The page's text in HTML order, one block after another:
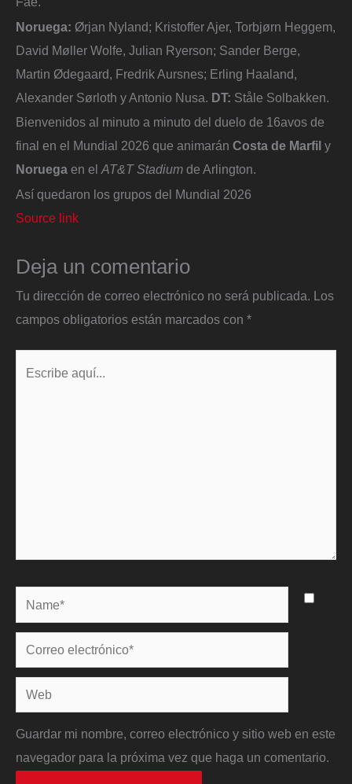
Noruega: Ørjan Nyland; Kristoffer Ajer, Torbjørn Heggem,
David Møller Wolfe, Julian Ryerson; Sander Berge,
Martin Ødegaard, Fredrik Aursnes; Erling Haaland,
Alexander Sørloth y Antonio Nusa. DT: Ståle Solbakken.
Bienvenidos al minuto a minuto del duelo de 16avos de
final en el Mundial 2026 que animarán Costa de Marfil y
Noruega en el AT&T Stadium de Arlington.
Así quedaron los grupos del Mundial 2026
Source link
Deja un comentario
Tu dirección de correo electrónico no será publicada. Los
campos obligatorios están marcados con *
Name*
Correo
electrónico*
Web
Guardar mi nombre, correo electrónico y sitio web en este
navegador para la próxima vez que haga un comentario.